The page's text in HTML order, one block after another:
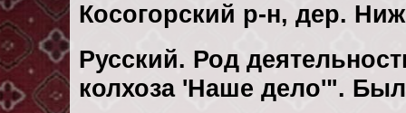
Косогорский р-н, дер.
Русский. Род
колхоза 'Наше дело'".